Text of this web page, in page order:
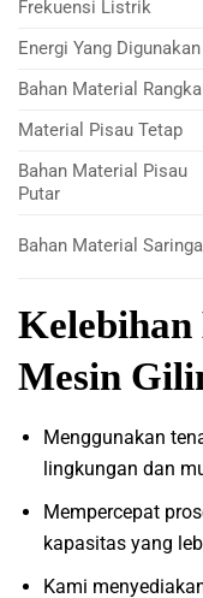
Frekuensi Listrik
Energi Yang Digunakan
Bahan Material Rangka
Material Pisau Tetap
Bahan Material Pisau
Putar
Bahan Material
Kelebihan
Mesin
Menggunakan
lingkungan dan
Mempercepat
kapasitas yang
Kami